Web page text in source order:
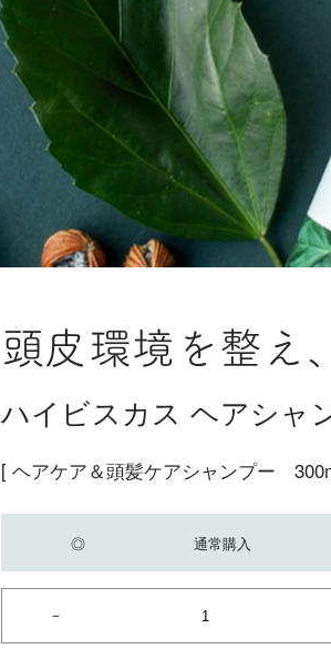
頭皮環境を整え
ハイビスカス ヘアシャ
[ ヘアケア＆頭髪ケアシャンプー
◎ 通常購入